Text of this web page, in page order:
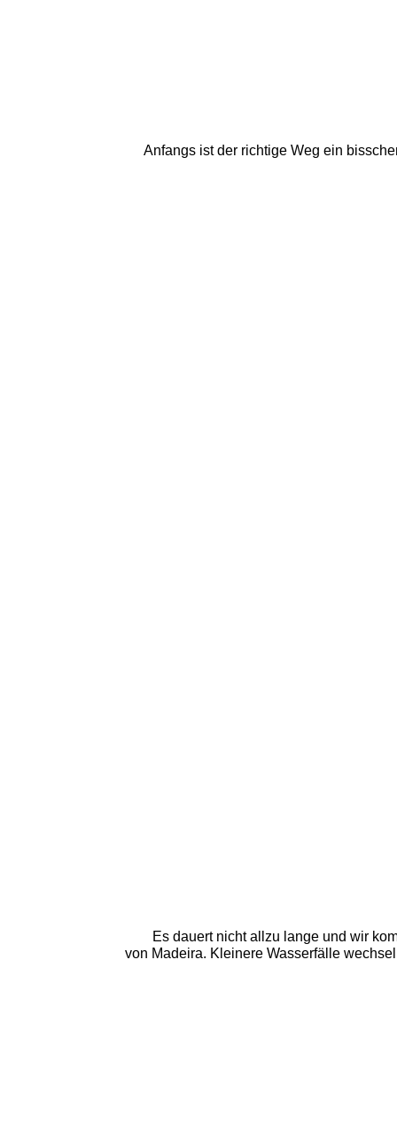
Anfangs ist der richtige Weg ein
Es dauert nicht allzu lange und wir
von Madeira. Kleinere Wasserfälle